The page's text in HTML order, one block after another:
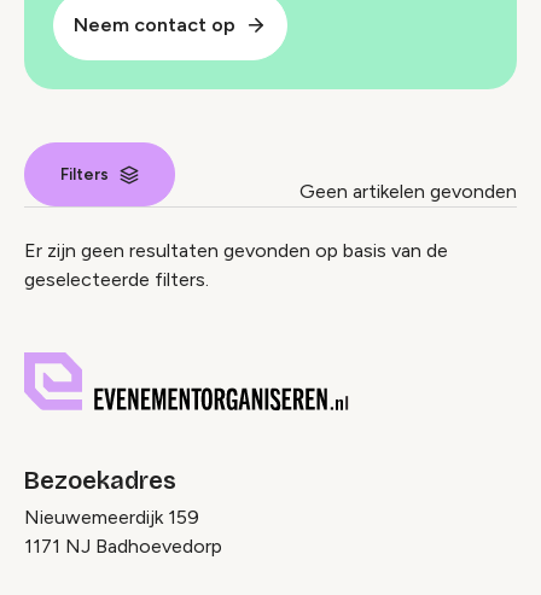
Neem contact op
Filters
Geen artikelen gevonden
Nieuws index
Er zijn geen resultaten gevonden op basis van de
geselecteerde filters.
Bezoekadres
Nieuwemeerdijk 159
1171 NJ Badhoevedorp